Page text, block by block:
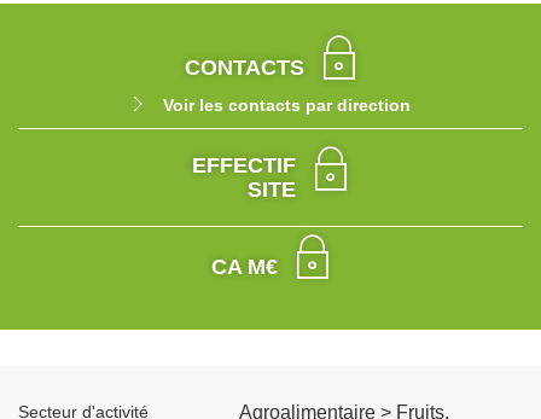
CONTACTS
Voir les contacts par direction
EFFECTIF
SITE
CA M€
Secteur d'activité
Agroalimentaire > Fruits,